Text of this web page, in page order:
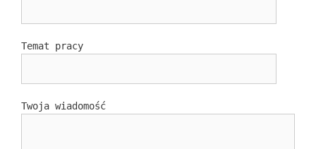
Temat pracy
Twoja wiadomość